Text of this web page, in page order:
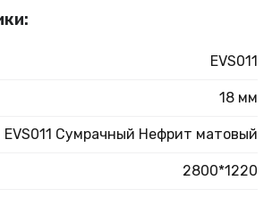
EVS011
18 мм
EVS011 Сумрачный Нефрит матовый
2800*1220